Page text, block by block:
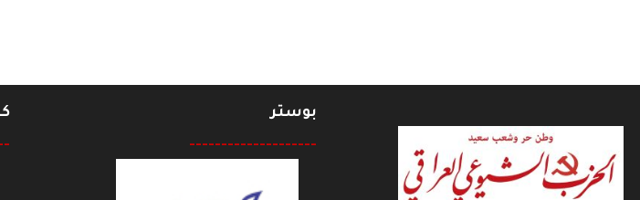
بوستر
--------------------